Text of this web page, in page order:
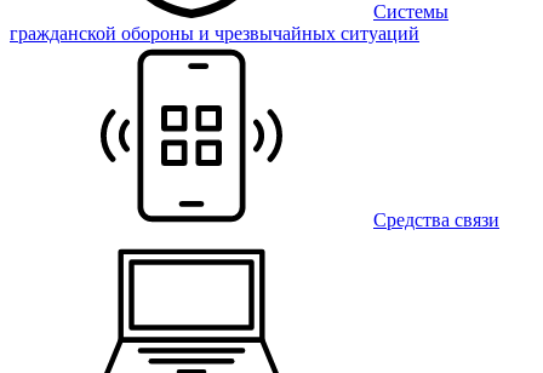
Системы
гражданской обороны и чрезвычайных ситуаций
Средства связи